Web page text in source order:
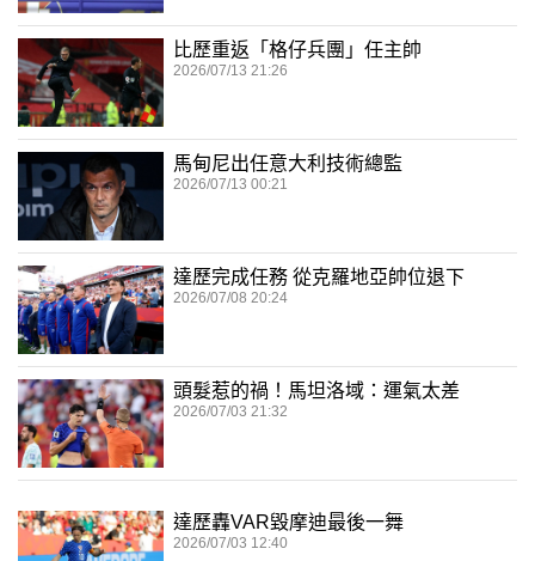
比歷重返「格仔兵團」任主帥
2026/07/13 21:26
馬甸尼出任意大利技術總監
2026/07/13 00:21
達歷完成任務 從克羅地亞帥位退下
2026/07/08 20:24
頭髮惹的禍！馬坦洛域：運氣太差
2026/07/03 21:32
達歷轟VAR毀摩迪最後一舞
2026/07/03 12:40